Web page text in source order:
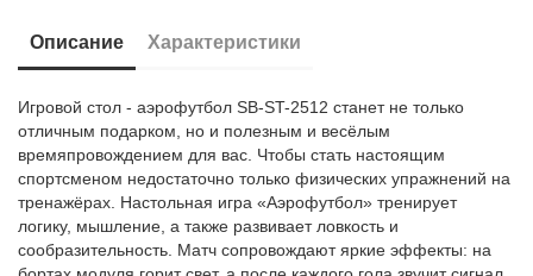
Описание Характеристики
Игровой стол - аэрофутбол SB-ST-2512 станет не только
отличным подарком, но и полезным и весёлым
времяпровождением для вас. Чтобы стать настоящим
спортсменом недостаточно только физических упражнений на
тренажёрах. Настольная игра «Аэрофутбол» тренирует
логику, мышление, а также развивает ловкость и
сообразительность. Матч сопровождают яркие эффекты: на